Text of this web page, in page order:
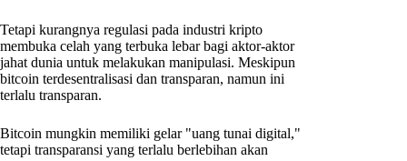
Tetapi kurangnya regulasi pada industri kripto
membuka celah yang terbuka lebar bagi aktor-aktor
jahat dunia untuk melakukan manipulasi. Meskipun
bitcoin terdesentralisasi dan transparan, namun ini
terlalu transparan.
Bitcoin mungkin memiliki gelar "uang tunai digital,"
tetapi transparansi yang terlalu berlebihan akan